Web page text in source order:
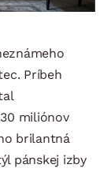
Príbeh
miliónov
brilantná
pánskej izby